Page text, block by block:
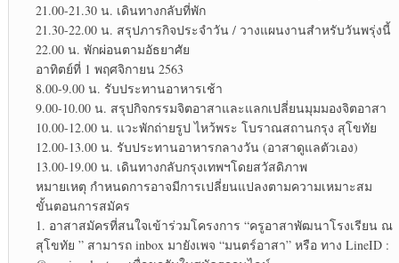
21.00-21.30 น. เดินทางกลับที่พัก
21.30-22.00 น. สรุปภารกิจประจำวัน / วางแผนงานสำหรับวันพรุ่งนี้
22.00 น. พักผ่อนตามอัธยาศัย
อาทิตย์ที่ 1 พฤศจิกายน 2563
8.00-9.00 น. รับประทานอาหารเช้า
9.00-10.00 น. สรุปกิจกรรมจิตอาสาและแลกเปลี่ยนมุมมองจิตอาสา
10.00-12.00 น. แวะพักถ่ายรูป ไหว้พระ โบราณสถานกรุง สุโขทัย
12.00-13.00 น. รับประทานอาหารกลางวัน (อาสาดูแลตัวเอง)
13.00-19.00 น. เดินทางกลับกรุงเทพฯโดยสวัสดิภาพ
หมายเหตุ กำหนดการอาจมีการเปลี่ยนแปลงตามความเหมาะสม
ขั้นตอนการสมัคร
1. อาสาสมัครที่สนใจเข้าร่วมโครงการ “ครูอาสาพัฒนาโรงเรียน ณ
สุโขทัย ” สามารถ inbox มายังเพจ “มนตร์อาสา” หรือ ทาง LineID :